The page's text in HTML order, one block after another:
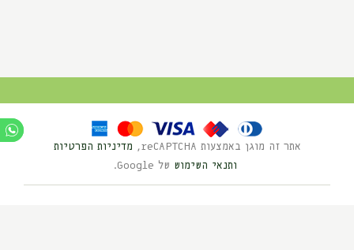
אתר זה מוגן באמצעות reCAPTCHA,
מדיניות הפרטיות
ותנאי השימוש של Google.